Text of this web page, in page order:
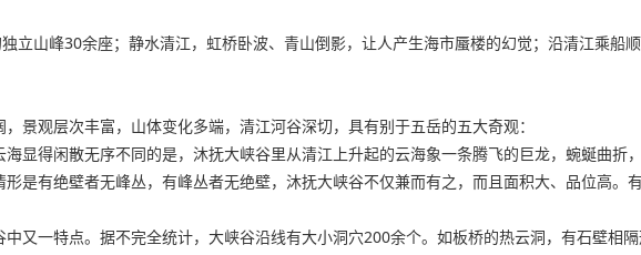
立山峰30余座；静水清江，虹桥卧波、青山倒影，让人产生海市蜃楼的幻觉；沿清江乘船
景观层次丰富，山体变化多端，清江河谷深切，具有别于五岳的五大奇观：
显得闲散无序不同的是，沐抚大峡谷里从清江上升起的云海象一条腾飞的巨龙，蜿蜒曲折
是有绝壁者无峰丛，有峰丛者无绝壁，沐抚大峡谷不仅兼而有之，而且面积大、品位高。
又一特点。据不完全统计，大峡谷沿线有大小洞穴200余个。如板桥的热云洞，有石壁相